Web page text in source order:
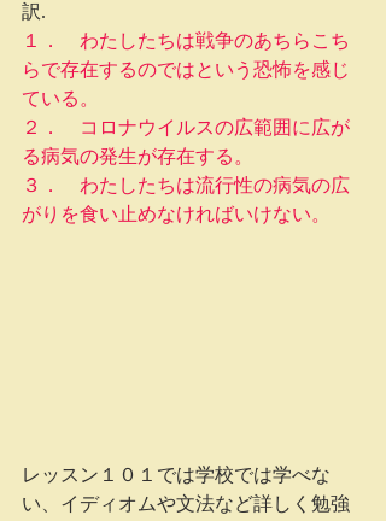
訳.
１．　わたしたちは戦争のあちらこち
らで存在するのではという恐怖を感じ
ている。
２．　コロナウイルスの広範囲に広が
る病気の発生が存在する。
３．　わたしたちは流行性の病気の広
がりを食い止めなければいけない。
レッスン１０１では学校では学べな
い、イディオムや文法など詳しく勉強